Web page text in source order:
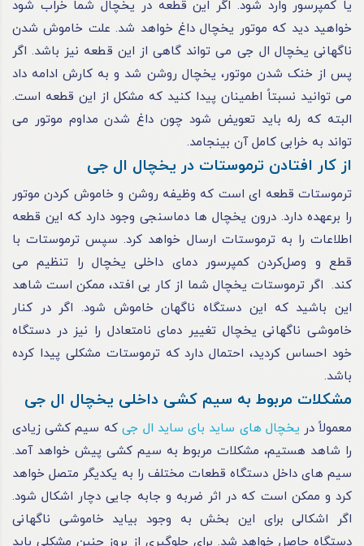
یا کمپرسور وارد شود. اگر این قطعه در یخچال شما خراب شود
خواهید دید که موتور یخچال داغ خواهد شد. علت خاموش شدن
ناگهانی یخچال ال جی می‌ تواند گاهی از این قطعه نیز باشد. اگر
پس‌ از خنک‌ شدن موتور، یخچال روشن شد و به کارش ادامه داد
می‌ توانید نسبتاً اطمینان پیدا کنید که مشکل از این قطعه است.
البته که رله باید تعویض شود چون داغ‌ شدن مداوم موتور می‌
تواند به خرابی کامل آن بینجامد.
از کار افتادن ترموستات در یخچال ال‌ جی
ترموستات قطعه‌ ای است که وظیفه روشن‌ و خاموش‌ کردن موتور
را برعهده دارد. درون یخچال‌ ها دماسنجی وجود دارد که این قطعه
اطلاعات را به ترموستات ارسال خواهد کرد. سپس ترموستات با
قطع و وصل‌کردن کمپرسور دمای داخلی یخچال را تنظیم می‌
کند. اگر ترموستات یخچال شما از کار بی افتد، ممکن است شاهد
این باشید که این دستگاه ناگهان خاموش شود. اگر در کنار
خاموشی ناگهانی یخچال تغییر دمای نامتعادل را نیز در دستگاه
خود احساس کردید، احتمال دارد که ترموستات مشکلی پیدا کرده
باشد.
مشکلات مربوط به سیم ‌کشی داخلی یخچال ال جی
معمولاً در یخچال‌ های ساید بای‌ ساید ال جی که سیم‌ کشی زیادی
را شاهد هستیم، مشکلات مربوط به سیم‌ کشی پیش خواهد آمد.
سیم‌ های داخل دستگاه قطعات مختلف را به یکدیگر متصل خواهد
کرد و ممکن است که در اثر ضربه و جابه‌ جایی دچار اشکال شود.
اگر اشکالی برای این بخش به‌ وجود بیاید خاموشی ناگهانی
دستگاه حاصل خواهد شد. برای جلوگیری از بروز چنین مشکلی باید